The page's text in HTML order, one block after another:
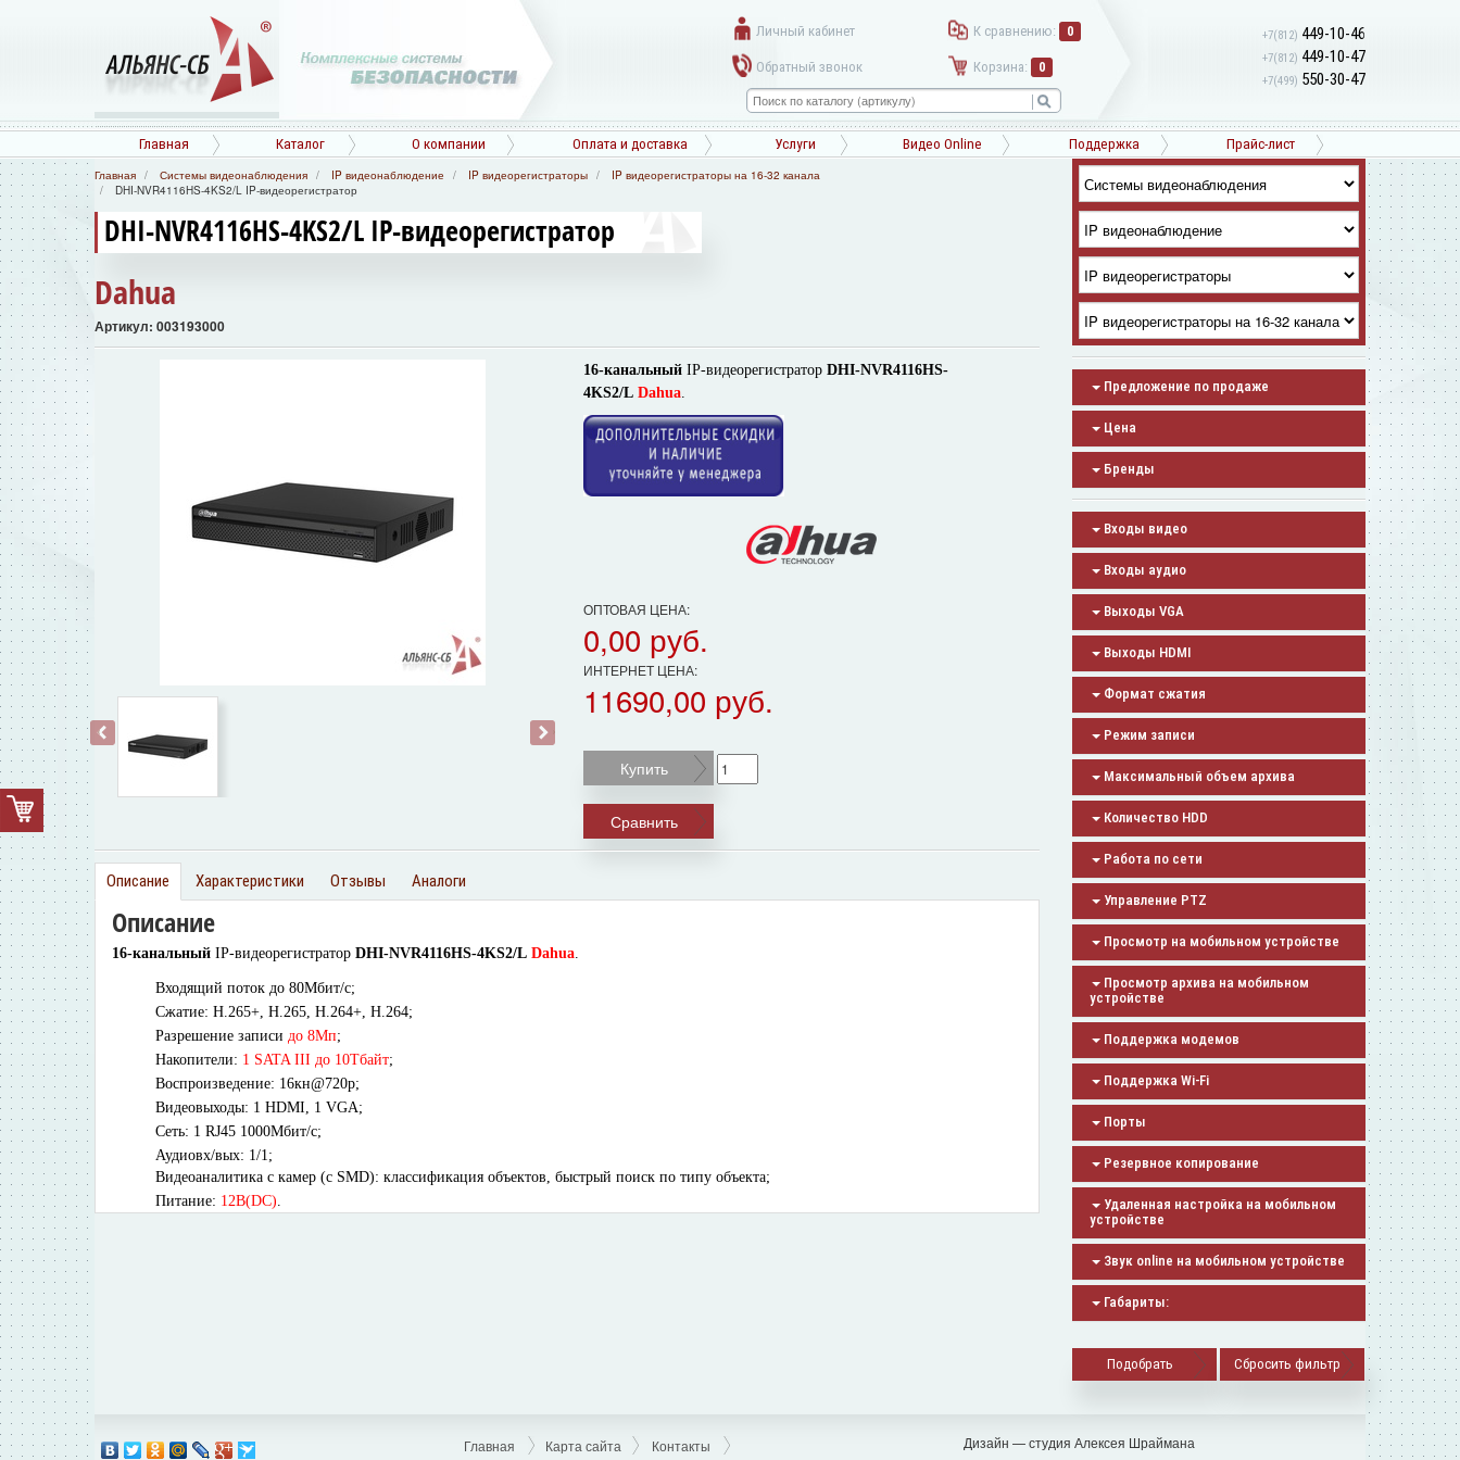
Личный кабинет К сравнению: 0
Обратный звонок Корзина: 0
+7(812) 449-10-46
+7(812) 449-10-47
+7(499) 550-30-47
Главная Каталог О компании Оплата и доставка Услуги Видео Online Поддержка Прайс-лист
Главная Системы видеонаблюдения IP видеонаблюдение IP видеорегистраторы
IP видеорегистраторы на 16-32 канала
DHI-NVR4116HS-4KS2/L IP-видеорегистратор
DHI-NVR4116HS-4KS2/L IP-видеорегистратор
Dahua
Артикул: 003193000
‹ ›
16-канальный IP-видеорегистратор DHI-NVR4116HS-
4KS2/L Dahua.
ОПТОВАЯ ЦЕНА:
0,00 руб.
ИНТЕРНЕТ ЦЕНА:
11690,00 руб.
Купить
Сравнить
Описание Характеристики Отзывы Аналоги
Описание
16-канальный IP-видеорегистратор DHI-NVR4116HS-4KS2/L Dahua
Входящий поток до 80Мбит/с;
Сжатие: H.265+, H.265, H.264+, H.264;
Разрешение записи до 8Мп;
Накопители: 1 SATA III до 10Тбайт;
Воспроизведение: 16кн@720p;
Видеовыходы: 1 HDMI, 1 VGA;
Сеть: 1 RJ45 1000Мбит/с;
Аудиовх/вых: 1/1;
Видеоаналитика с камер (с SMD): классификация объектов, быстрый поиск по типу объекта;
Питание: 12В(DC)
Предложение по продаже
Цена
Бренды
Входы видео
Входы аудио
Выходы VGA
Выходы HDMI
Формат сжатия
Режим записи
Максимальный объем архива
Количество HDD
Работа по сети
Управление PTZ
Просмотр на мобильном устройстве
Просмотр архива на мобильном
устройстве
Поддержка модемов
Поддержка Wi-Fi
Порты
Резервное копирование
Удаленная настройка на мобильном
устройстве
Звук online на мобильном устройстве
Габариты:
Сбросить фильтр
Главная Карта сайта Контакты Дизайн — студия Алексея Шраймана